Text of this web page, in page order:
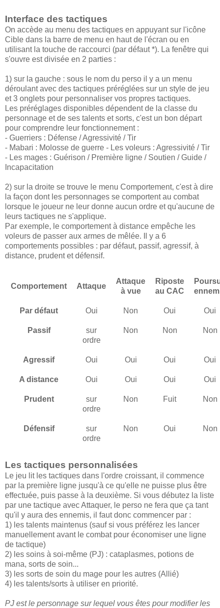
Interface des tactiques
On accède au menu des tactiques en appuyant sur l'icône
Cible dans la barre de menu en haut de l'écran ou en
utilisant la touche de raccourci (par défaut *). La fenêtre qui
s'ouvre est divisée en 2 parties :
1) sur la gauche : sous le nom du perso il y a un menu
déroulant avec des tactiques préréglées sur un style de jeu
et 3 onglets pour personnaliser vos propres tactiques.
Les préréglages disponibles dépendent de la classe du
personnage et de ses talents et sorts, c'est un bon départ
pour comprendre leur fonctionnement :
- Guerriers : Défense / Agressivité / Tir
- Mabari : Molosse de guerre - Les voleurs : Agressivité / Tir
- Les mages : Guérison / Première ligne / Soutien / Guide /
Incapacitation
2) sur la droite se trouve le menu Comportement, c'est à dire
la façon dont les personnages se comportent au combat
lorsque le joueur ne leur donne aucun ordre et qu'aucune de
leurs tactiques ne s'applique.
Par exemple, le comportement à distance empêche les
voleurs de passer aux armes de mêlée. Il y a 6
comportements possibles : par défaut, passif, agressif, à
distance, prudent et défensif.
Comportement Attaque
Attaque
à vue
Riposte
au CAC
Par défaut Oui Non Oui Oui
Passif
sur
ordre
Non Non Non
Agressif Oui Oui Oui Oui
A distance Oui Oui Oui Oui
Prudent
sur
ordre
Non Fuit Non
Défensif
sur
ordre
Non Oui Non
Les tactiques personnalisées
Le jeu lit les tactiques dans l'ordre croissant, il commence
par la première ligne jusqu'à ce qu'elle ne puisse plus être
effectuée, puis passe à la deuxième. Si vous débutez la liste
par une tactique avec Attaquer, le perso ne fera que ça tant
qu'il y aura des ennemis, il faut donc commencer par :
1) les talents maintenus (sauf si vous préférez les lancer
manuellement avant le combat pour économiser une ligne
de tactique)
2) les soins à soi-même (PJ) : cataplasmes, potions de
mana, sorts de soin...
3) les sorts de soin du mage pour les autres (Allié)
4) les talents/sorts à utiliser en priorité.
PJ est le personnage sur lequel vous êtes pour modifier les